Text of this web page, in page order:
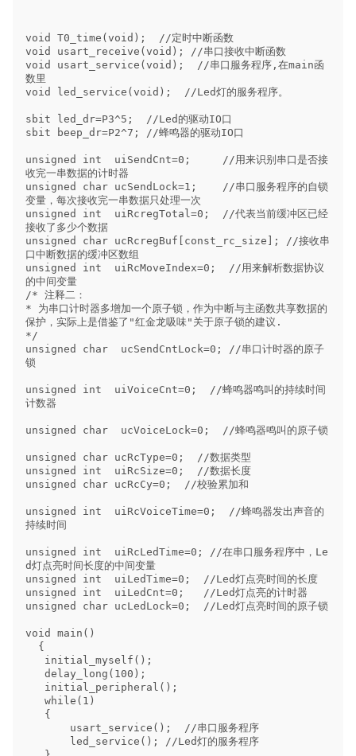
void T0_time(void);  //定时中断函数
void usart_receive(void); //串口接收中断函数
void usart_service(void);  //串口服务程序,在main函
数里
void led_service(void);  //Led灯的服务程序。
sbit led_dr=P3^5;  //Led的驱动IO口
sbit beep_dr=P2^7; //蜂鸣器的驱动IO口
unsigned int  uiSendCnt=0;     //用来识别串口是否接
收完一串数据的计时器
unsigned char ucSendLock=1;    //串口服务程序的自锁
变量，每次接收完一串数据只处理一次
unsigned int  uiRcregTotal=0;  //代表当前缓冲区已经
接收了多少个数据
unsigned char ucRcregBuf[const_rc_size]; //接收串
口中断数据的缓冲区数组
unsigned int  uiRcMoveIndex=0;  //用来解析数据协议
的中间变量
/* 注释二：
* 为串口计时器多增加一个原子锁，作为中断与主函数共享数据的
保护，实际上是借鉴了"红金龙吸味"关于原子锁的建议.
*/
unsigned char  ucSendCntLock=0; //串口计时器的原子
锁
unsigned int  uiVoiceCnt=0;  //蜂鸣器鸣叫的持续时间
计数器
unsigned char  ucVoiceLock=0;  //蜂鸣器鸣叫的原子锁
unsigned char ucRcType=0;  //数据类型
unsigned int  uiRcSize=0;  //数据长度
unsigned char ucRcCy=0;  //校验累加和
unsigned int  uiRcVoiceTime=0;  //蜂鸣器发出声音的
持续时间
unsigned int  uiRcLedTime=0; //在串口服务程序中，Le
d灯点亮时间长度的中间变量
unsigned int  uiLedTime=0;  //Led灯点亮时间的长度
unsigned int  uiLedCnt=0;   //Led灯点亮的计时器
unsigned char ucLedLock=0;  //Led灯点亮时间的原子锁
void main()